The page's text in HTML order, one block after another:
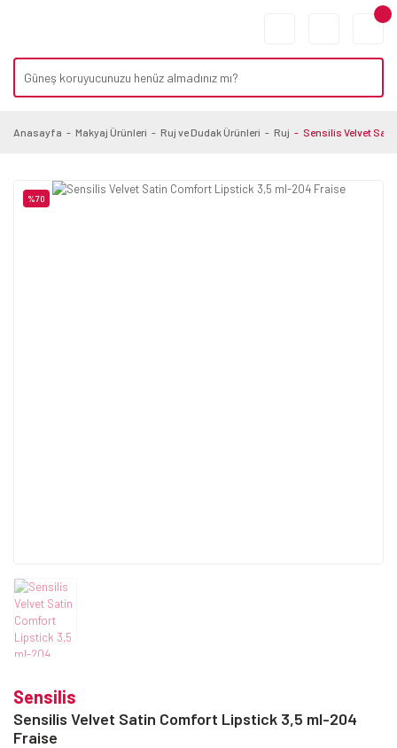
Anasayfa Makyaj Ürünleri Ruj ve Dudak Ürünleri Ruj Sensilis Velvet
%70
Sensilis
Sensilis Velvet Satin Comfort Lipstick 3,5 ml-204
Fraise